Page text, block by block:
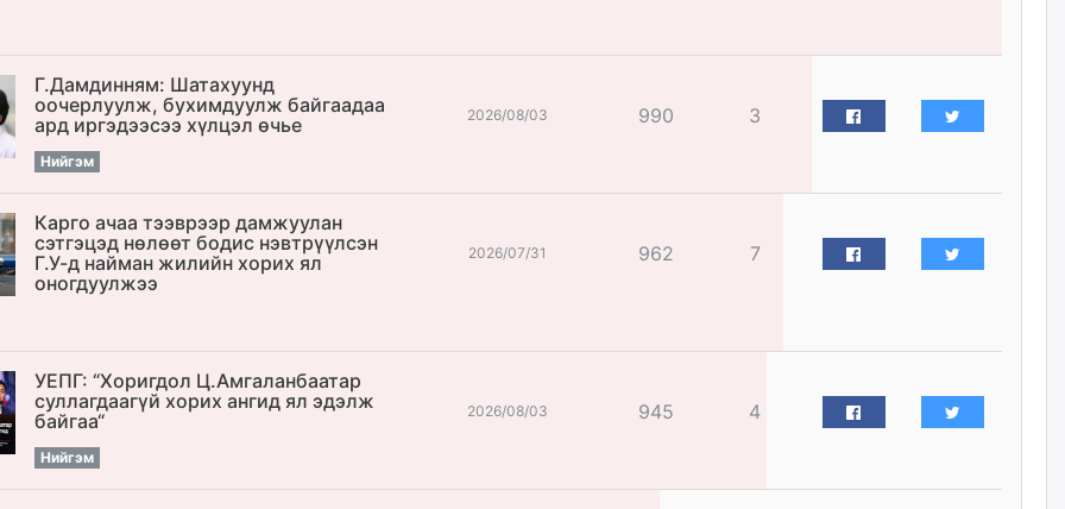
Монгол Улсад 162 вагон - 9720
тонн АИ-92 орж иржээ
долларын санхүүжилтийн
эцсийн гэрээг есдүгээр сард
байгуулбал Тавантолгойн
Ханын материалд эхний
ээлжийн 6 блок орон сууцны
өчигдѳр
Г.Дамдинням: Шатахуунд
оочерлуулж, бухимдуулж байгаадаа
ард иргэдээсээ хүлцэл өчье
Нийгэм
2026/08/03 990 3
Карго ачаа тээврээр дамжуулан
сэтгэцэд нөлөөт бодис нэвтрүүлсэн
Г.У-д найман жилийн хорих ял
оногдуулжээ
2026/07/31 962 7
УЕПГ: “Хоригдол Ц.Амгаланбаатар
cуллагдаагүй хорих ангид ял эдэлж
байгаа“
Нийгэм
2026/08/03 945 4